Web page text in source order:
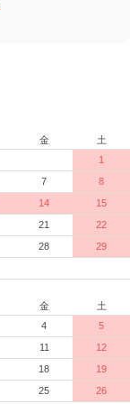
金
土
1
7
8
14
15
21
22
28
29
金
土
4
5
11
12
18
19
25
26